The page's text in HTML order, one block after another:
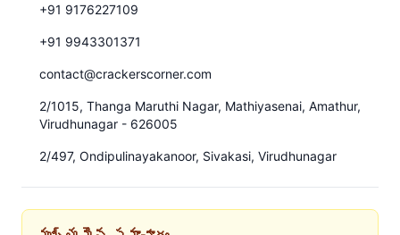
+91 9176227109
+91 9943301371
contact@crackerscorner.com
2/1015, Thanga Maruthi Nagar, Mathiyasenai, Amathur,
Virudhunagar - 626005
2/497, Ondipulinayakanoor, Sivakasi, Virudhunagar